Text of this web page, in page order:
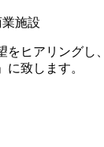
施設
をヒアリングし
に致します。